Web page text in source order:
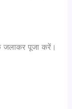
जलाकर पूजा करें।